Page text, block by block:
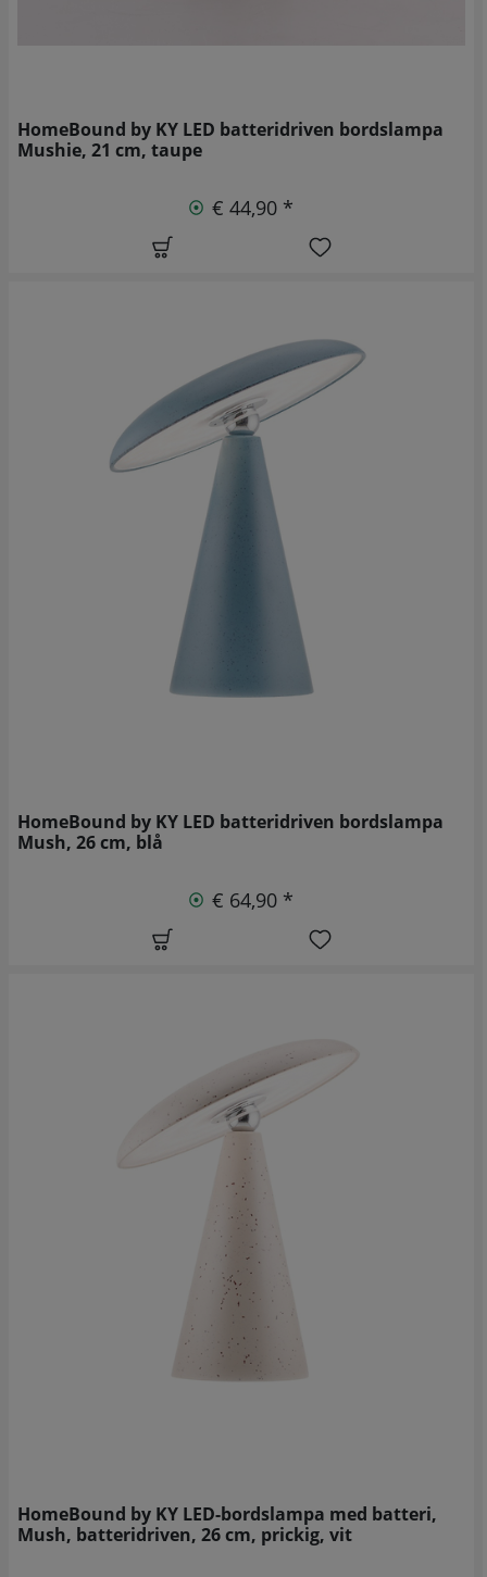
HomeBound by KY LED batteridriven bordslampa
Mushie, 21 cm, taupe
€ 44,90 *
HomeBound by KY LED batteridriven bordslampa
Mush, 26 cm, blå
€ 64,90 *
HomeBound by KY LED-bordslampa med batteri,
Mush, batteridriven, 26 cm, prickig, vit